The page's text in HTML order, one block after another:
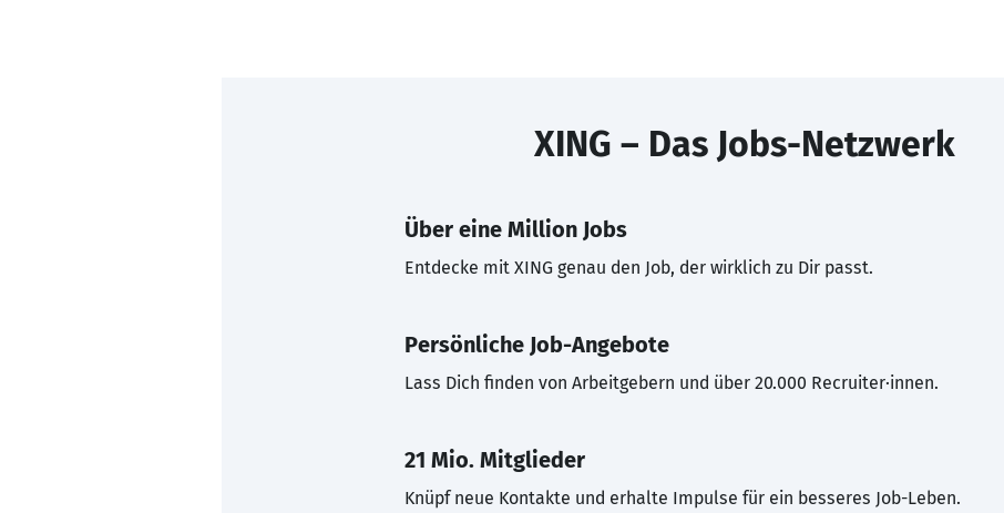
XING – Das Jobs-Netzwerk
Über eine Million Jobs
Entdecke mit XING genau den Job, der wirklich zu Dir passt.
Persönliche Job-Angebote
Lass Dich finden von Arbeitgebern und über 20.000 Recruiter·innen.
21 Mio. Mitglieder
Knüpf neue Kontakte und erhalte Impulse für ein besseres Job-Leben.